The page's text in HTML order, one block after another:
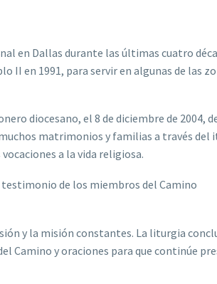
en Dallas durante las últimas cuatro
II en 1991, para servir en algunas de las
diocesano, el 8 de diciembre de 2004,
matrimonios y familias a través del
a la vida religiosa.
de los miembros del Camino
y la misión constantes. La liturgia
Camino y oraciones para que continúe